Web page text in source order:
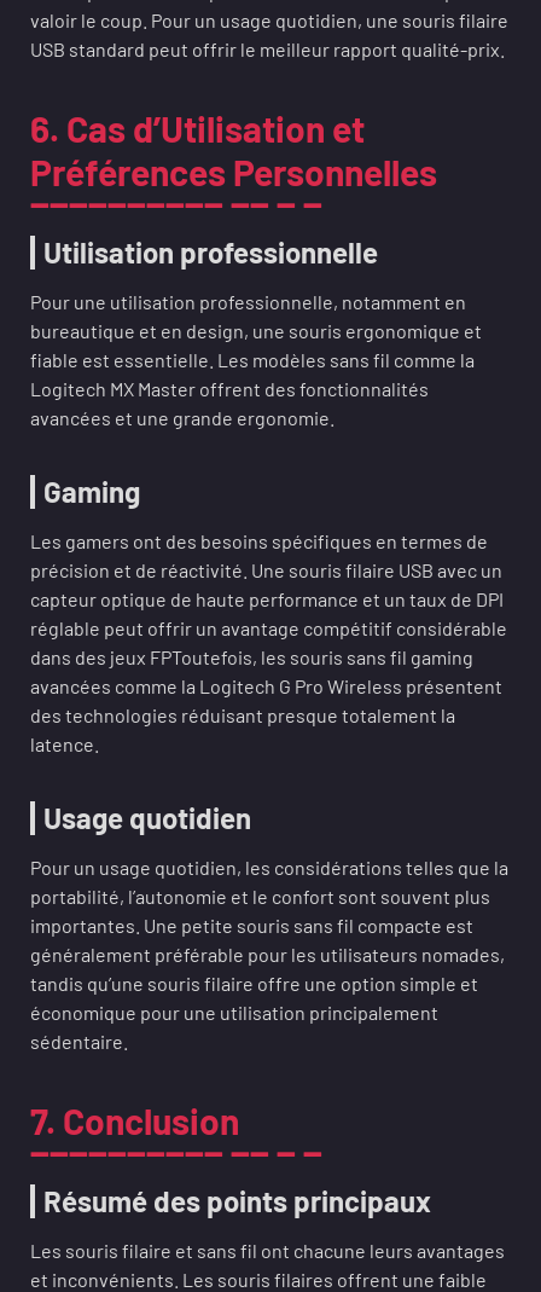
valoir le coup. Pour un usage quotidien, une souris filaire
USB standard peut offrir le meilleur rapport qualité-prix.
6. Cas d’Utilisation et
Préférences Personnelles
Utilisation professionnelle
Pour une utilisation professionnelle, notamment en
bureautique et en design, une souris ergonomique et
fiable est essentielle. Les modèles sans fil comme la
Logitech MX Master offrent des fonctionnalités
avancées et une grande ergonomie.
Gaming
Les gamers ont des besoins spécifiques en termes de
précision et de réactivité. Une souris filaire USB avec un
capteur optique de haute performance et un taux de DPI
réglable peut offrir un avantage compétitif considérable
dans des jeux FPToutefois, les souris sans fil gaming
avancées comme la Logitech G Pro Wireless présentent
des technologies réduisant presque totalement la
latence.
Usage quotidien
Pour un usage quotidien, les considérations telles que la
portabilité, l’autonomie et le confort sont souvent plus
importantes. Une petite souris sans fil compacte est
généralement préférable pour les utilisateurs nomades,
tandis qu’une souris filaire offre une option simple et
économique pour une utilisation principalement
sédentaire.
7. Conclusion
Résumé des points principaux
Les souris filaire et sans fil ont chacune leurs avantages
et inconvénients. Les souris filaires offrent une faible